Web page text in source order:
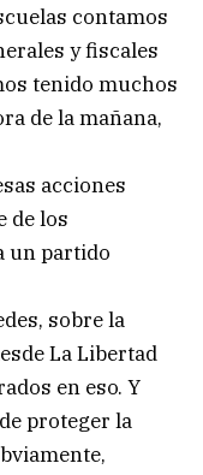
contamos
y fiscales
tenido muchos
de la mañana,
acciones
de los
un partido
sobre la
La Libertad
en eso. Y
proteger la